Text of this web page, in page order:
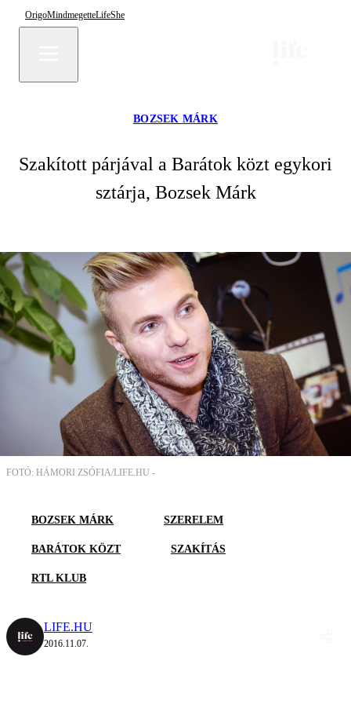
OrigoMindmegetteLifeShe
BOZSEK MÁRK
Szakított párjával a Barátok közt egykori
sztárja, Bozsek Márk
FOTÓ: HÁMORI ZSÓFIA/LIFE.HU -
BOZSEK MÁRK SZERELEM
BARÁTOK KÖZT SZAKÍTÁS
RTL KLUB
LIFE.HU
2016.11.07.